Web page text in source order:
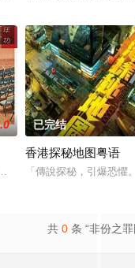
搞笑戏剧组合“红白蓝”寻
已完结
香港探秘地图粤语
「傳說探秘，引爆恐
共 0 条 “非份之